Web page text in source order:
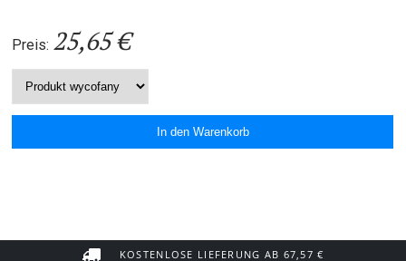
Preis: 25,65 €
KOSTENLOSE LIEFERUNG AB 67,57 €